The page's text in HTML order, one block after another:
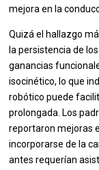
mejora en la
Quizá el hallazgo
la persistencia de
ganancias
isocinético, lo que
robótico puede
prolongada. Los
reportaron mejoras
incorporarse de la
antes requerían